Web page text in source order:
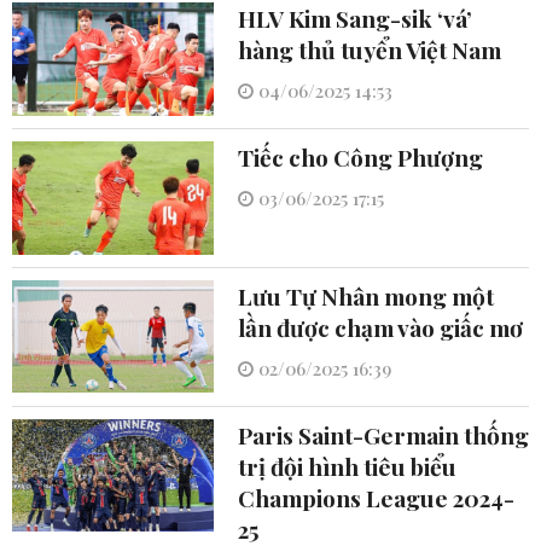
HLV Kim Sang-sik ‘vá’
hàng thủ tuyển Việt Nam
04/06/2025 14:53
Tiếc cho Công Phượng
03/06/2025 17:15
Lưu Tự Nhân mong một
lần được chạm vào giấc mơ
02/06/2025 16:39
Paris Saint-Germain thống
trị đội hình tiêu biểu
Champions League 2024-
25